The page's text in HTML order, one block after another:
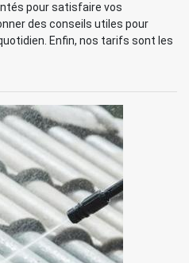
pour satisfaire vos
des conseils utiles pour
Enfin, nos tarifs sont les